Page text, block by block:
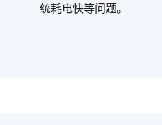
统耗电快等问题。